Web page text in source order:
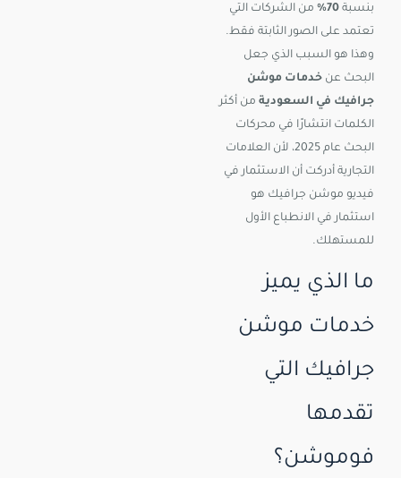
بنسبة 70%
من الشركات التي
تعتمد على الصور الثابتة فقط.
وهذا هو السبب الذي جعل
البحث عن خدمات موشن
جرافيك في السعودية من أكثر
الكلمات انتشارًا في محركات
البحث عام 2025، لأن العلامات
التجارية أدركت أن الاستثمار في
فيديو موشن جرافيك هو
استثمار في الانطباع الأول
للمستهلك.
ما الذي يميز
خدمات موشن
جرافيك التي
تقدمها
فوموشن؟